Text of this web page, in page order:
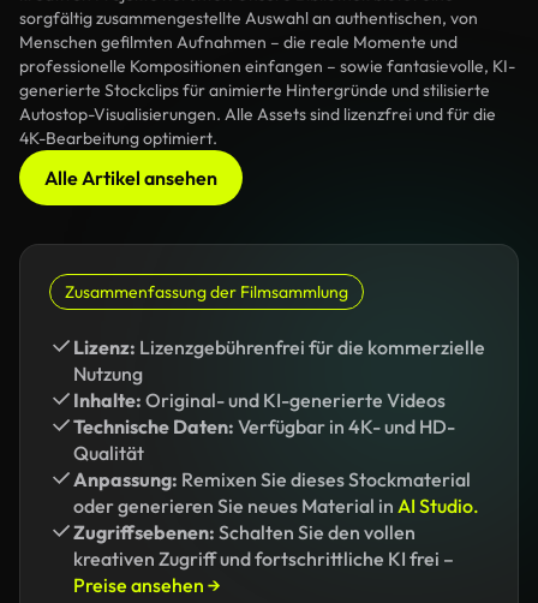
sorgfältig zusammengestellte Auswahl an authentischen, von
Menschen gefilmten Aufnahmen – die reale Momente und
professionelle Kompositionen einfangen – sowie fantasievolle, KI-
generierte Stockclips für animierte Hintergründe und stilisierte
Autostop-Visualisierungen. Alle Assets sind lizenzfrei und für die
4K-Bearbeitung optimiert.
Alle Artikel ansehen
Zusammenfassung der Filmsammlung
Lizenz: Lizenzgebührenfrei für die kommerzielle
Nutzung
Inhalte: Original- und KI-generierte Videos
Technische Daten: Verfügbar in 4K- und HD-
Qualität
Anpassung: Remixen Sie dieses Stockmaterial
oder generieren Sie neues Material in AI Studio.
Zugriffsebenen: Schalten Sie den vollen
kreativen Zugriff und fortschrittliche KI frei –
Preise ansehen →